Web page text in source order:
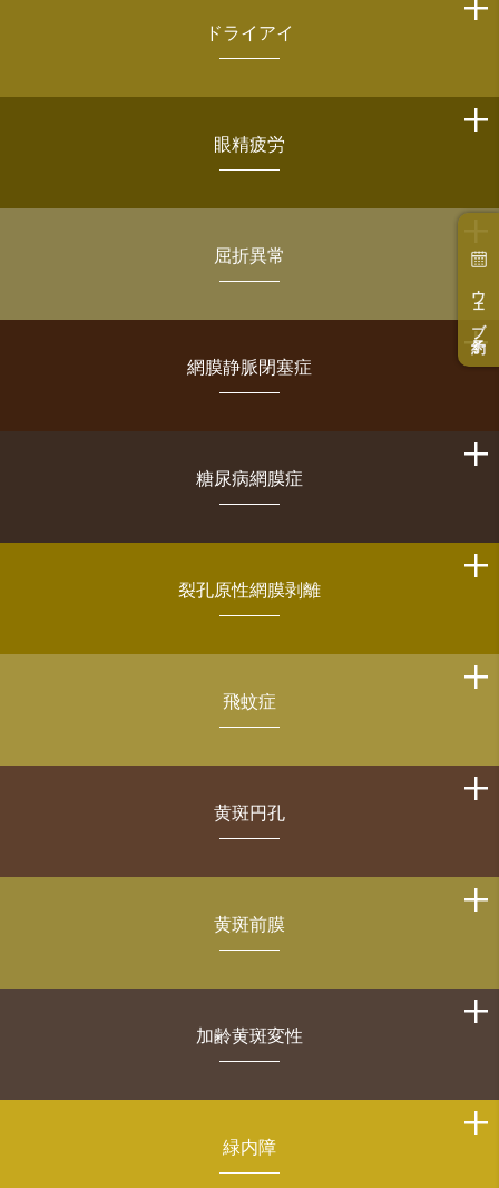
ウェブ予約
ドライアイ
眼精疲労
屈折異常
網膜静脈閉塞症
糖尿病網膜症
裂孔原性網膜剥離
飛蚊症
黄斑円孔
黄斑前膜
加齢黄斑変性
緑内障